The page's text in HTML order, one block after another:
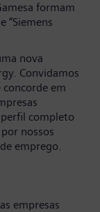
formam
“Siemens
nova
Convidamos
concorde em
completo
nossos
emprego.
empresas